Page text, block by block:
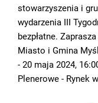
stowarzyszenia i
wydarzenia III
bezpłatne.
Miasto i Gmina
- 20 maja 2024,
Plenerowe - Rynek